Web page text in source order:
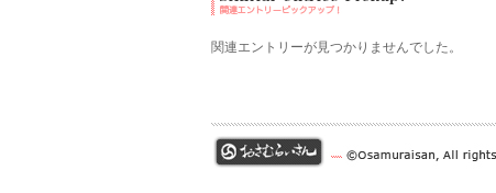
関連エントリーが見つかりませんでした。